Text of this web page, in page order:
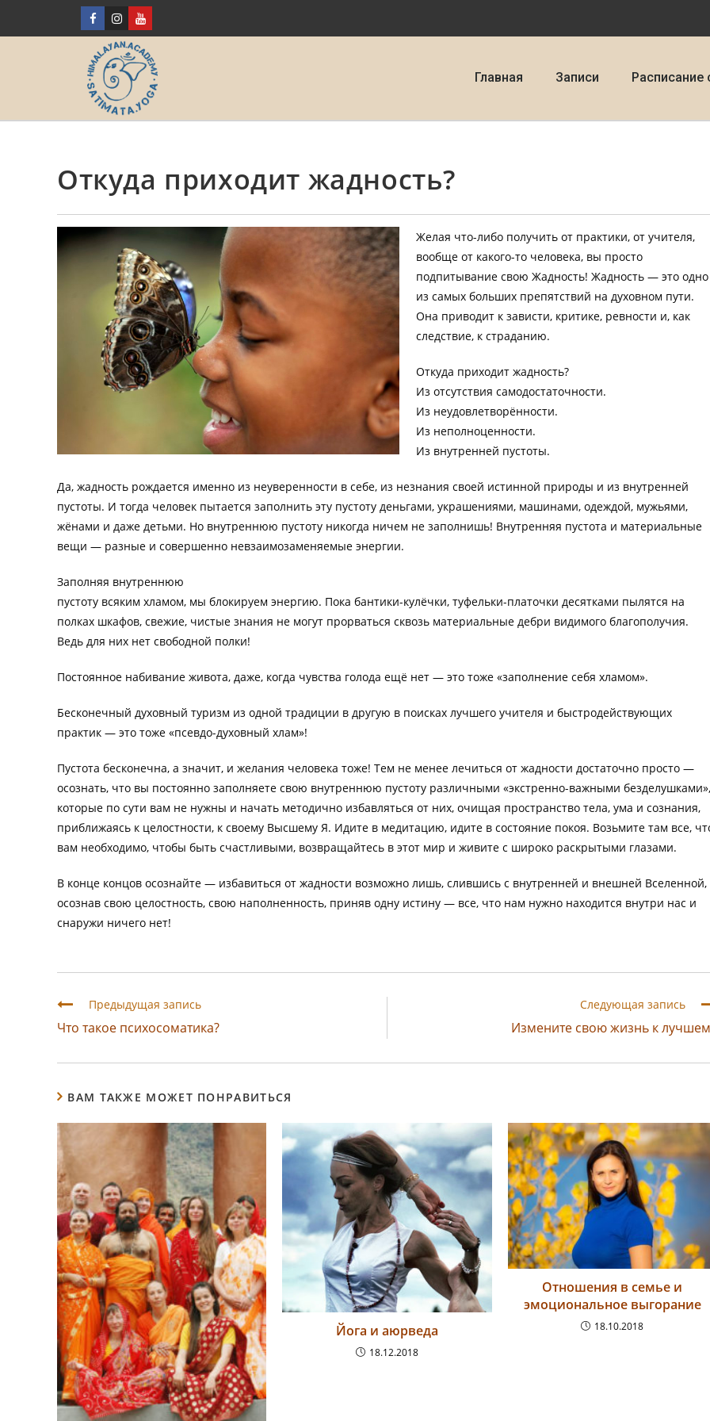
Главная Записи Расписание
Откуда приходит жадность?
Желая что-либо получить от практики, от учителя,
вообще от какого-то человека, вы просто
подпитывание свою Жадность! Жадность — это одно
из самых больших препятствий на духовном пути.
Она приводит к зависти, критике, ревности и, как
следствие, к страданию.
Откуда приходит жадность?
Из отсутствия самодостаточности.
Из неудовлетворённости.
Из неполноценности.
Из внутренней пустоты.
Да, жадность рождается именно из неуверенности в себе, из незнания своей истинной природы и из внутренней
пустоты. И тогда человек пытается заполнить эту пустоту деньгами, украшениями, машинами, одеждой, мужьями,
жёнами и даже детьми. Но внутреннюю пустоту никогда ничем не заполнишь! Внутренняя пустота и материальные
вещи — разные и совершенно невзаимозаменяемые энергии.
Заполняя внутреннюю
пустоту всяким хламом, мы блокируем энергию. Пока бантики-кулёчки, туфельки-платочки десятками пылятся на
полках шкафов, свежие, чистые знания не могут прорваться сквозь материальные дебри видимого благополучия.
Ведь для них нет свободной полки!
Постоянное набивание живота, даже, когда чувства голода ещё нет — это тоже «заполнение себя хламом».
Бесконечный духовный туризм из одной традиции в другую в поисках лучшего учителя и быстродействующих
практик — это тоже «псевдо-духовный хлам»!
Пустота бесконечна, а значит, и желания человека тоже! Тем не менее лечиться от жадности достаточно просто —
осознать, что вы постоянно заполняете свою внутреннюю пустоту различными «экстренно-важными безделушками»,
которые по сути вам не нужны и начать методично избавляться от них, очищая пространство тела, ума и сознания,
приближаясь к целостности, к своему Высшему Я. Идите в медитацию, идите в состояние покоя. Возьмите там все,
вам необходимо, чтобы быть счастливыми, возвращайтесь в этот мир и живите с широко раскрытыми глазами.
В конце концов осознайте — избавиться от жадности возможно лишь, слившись с внутренней и внешней Вселенной,
осознав свою целостность, свою наполненность, приняв одну истину — все, что нам нужно находится внутри нас и
снаружи ничего нет!
Предыдущая запись
Что такое психосоматика?
Следующая запись
Измените свою жизнь к
ВАМ ТАКЖЕ МОЖЕТ ПОНРАВИТЬСЯ
Йога и аюрведа
18.12.2018
Отношения в семье и
эмоциональное выгорание
18.10.2018